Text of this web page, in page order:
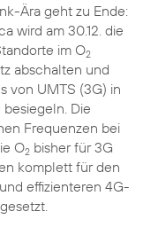
Ära geht zu Ende:
wird am 30.12. die
im O2
abschalten und
von UMTS (3G) in
Die
Frequenzen bei
O2bisher für 3G
komplett für den
effizienteren 4G-